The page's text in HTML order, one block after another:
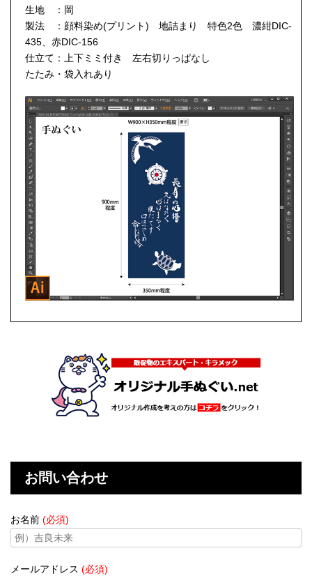
生地 ：岡
製法 ：顔料染め(プリント) 地詰まり 特色2色 濃紺DIC-
435、赤DIC-156
仕立て：上下ミミ付き 左右切りっぱなし
たたみ・袋入れあり
お問い合わせ
お名前 (必須)
メールアドレス (必須)